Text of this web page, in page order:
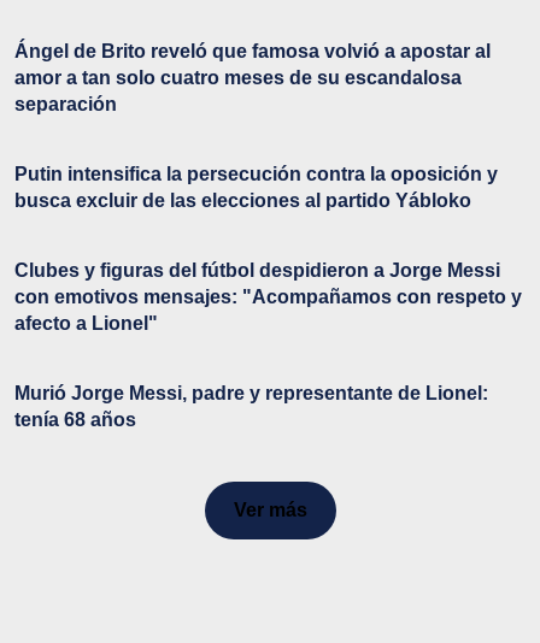
Ángel de Brito reveló que famosa volvió a apostar al
amor a tan solo cuatro meses de su escandalosa
separación
Putin intensifica la persecución contra la oposición y
busca excluir de las elecciones al partido Yábloko
Clubes y figuras del fútbol despidieron a Jorge Messi
con emotivos mensajes: "Acompañamos con respeto y
afecto a Lionel"
Murió Jorge Messi, padre y representante de Lionel:
tenía 68 años
Ver más